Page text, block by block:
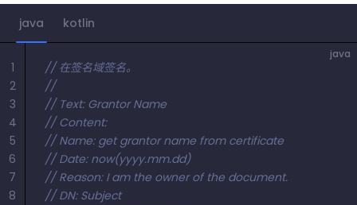
java kotlin
java
// 在签名域签名。
//
// Text: Grantor Name
// Content:
// Name: get grantor name from certificate
// Date: now(yyyy.mm.dd)
// Reason: I am the owner of the document.
// DN: Subject
1
2
3
4
5
6
7
8